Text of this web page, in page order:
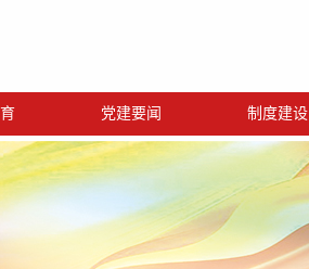
党建要闻 制度建设